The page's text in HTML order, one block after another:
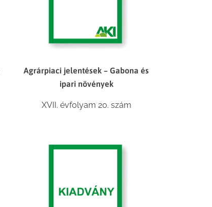
Agrárpiaci jelentések – Gabona és
ipari növények
XVII. évfolyam 20. szám